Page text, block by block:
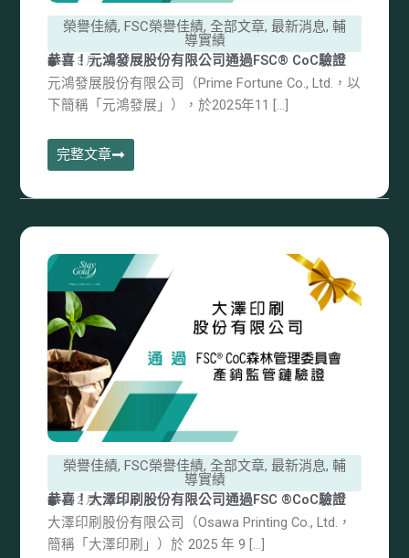
榮譽佳績, FSC榮譽佳績, 全部文章, 最新消息, 輔
導實績
恭喜！元鴻發展股份有限公司通過FSC® CoC驗證
27 3 月, 2026
元鴻發展股份有限公司（Prime Fortune Co., Ltd.，以
下簡稱「元鴻發展」），於2025年11 […]
完整文章
榮譽佳績, FSC榮譽佳績, 全部文章, 最新消息, 輔
導實績
恭喜！大澤印刷股份有限公司通過FSC ®CoC驗證
4 12 月, 2025
大澤印刷股份有限公司（Osawa Printing Co., Ltd.，
簡稱「大澤印刷」）於 2025 年 9 […]